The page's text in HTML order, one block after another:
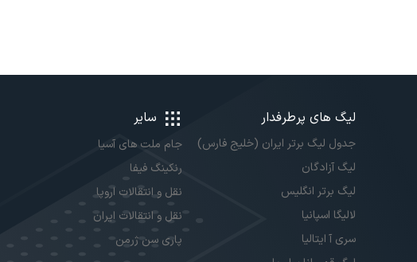
لیگ های پرطرفدار
جدول لیگ برتر ایران (خلیج فارس)
لیگ آزادگان
لیگ برتر انگلیس
لالیگا اسپانیا
سری آ ایتالیا
سایر
جام ملت های آسیا
رنکینگ فیفا
نقل و انتقالات اروپا
نقل و انتقالات ایران
پاری سن ژرمن